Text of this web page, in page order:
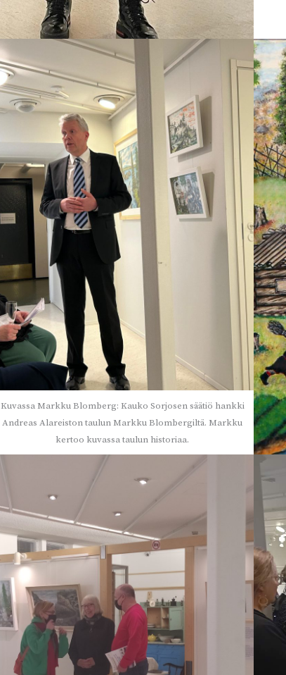
Kuvassa Markku Blomberg: Kauko Sorjosen säätiö hankki
Andreas Alareiston taulun Markku Blombergiltä. Markku
kertoo kuvassa taulun historiaa.